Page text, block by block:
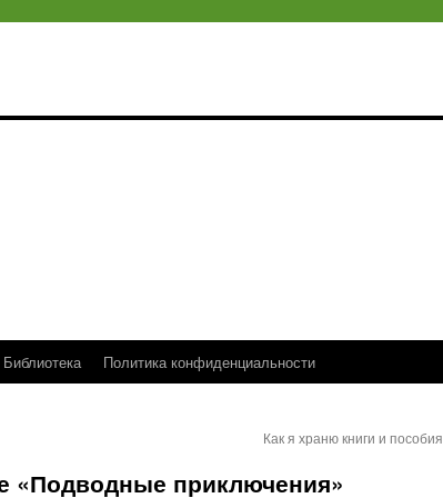
Библиотека Политика конфиденциальности
Как я храню книги и пособия
«Подводные приключения»